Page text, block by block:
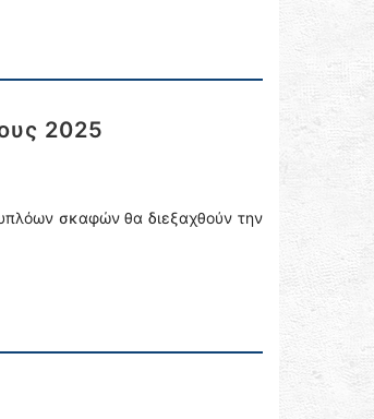
2025
σκαφών θα διεξαχθούν την